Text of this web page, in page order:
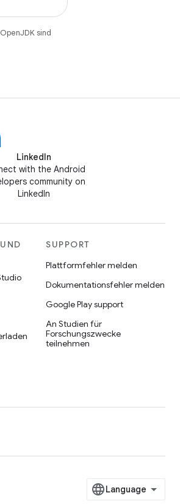
sind
LinkedIn
with the Android
community on
LinkedIn
SUPPORT
Plattformfehler melden
Dokumentationsfehler melden
Google Play support
An Studien für
Forschungszwecke
teilnehmen